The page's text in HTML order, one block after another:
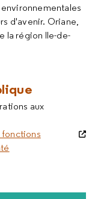
d'avenir. Oriane,
la région Ile-de-
aux
fonctions